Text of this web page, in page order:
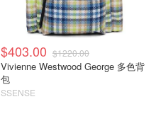
$403.00 $1220.00
Vivienne Westwood George 多色背
包
SSENSE